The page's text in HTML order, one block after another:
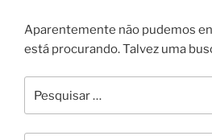
Aparentemente não pudemos
está procurando. Talvez uma
por: